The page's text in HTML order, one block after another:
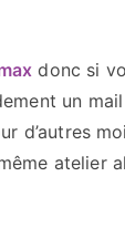
donc si
un
d’autres
atelier